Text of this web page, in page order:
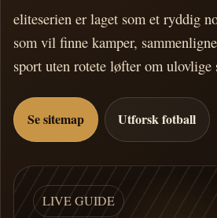
eliteserien er laget som et ryddig
som vil finne kamper,
sport uten rotete løfter om ulovlige
Se sitemap Utforsk fotball
LIVE GUIDE